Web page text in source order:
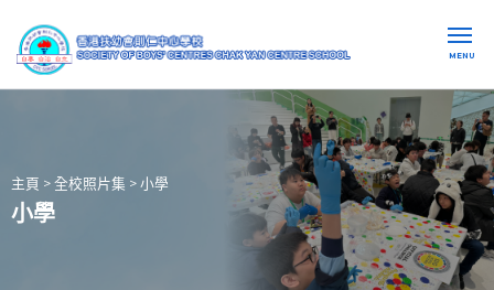
MENU
主頁 > 全校照片集 > 小學
小學